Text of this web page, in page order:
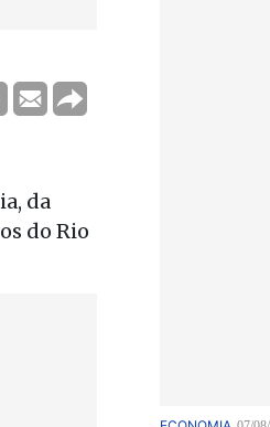
da
do Rio